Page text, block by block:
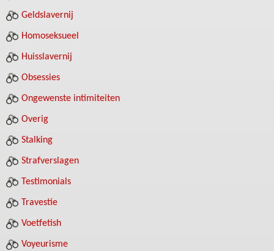
Geldslavernij
Homoseksueel
Huisslavernij
Obsessies
Ongewenste intimiteiten
Overig
Stalking
Strafverslagen
Testimonials
Travestie
Voetfetish
Voyeurisme